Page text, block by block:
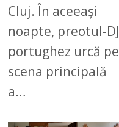
Cluj. În aceeași
noapte, preotul-DJ
portughez urcă pe
scena principală
a…